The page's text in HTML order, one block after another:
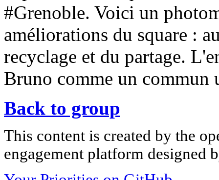
#Grenoble. Voici un
améliorations du square :
recyclage et du partage.
Bruno comme un commun
Back to group
This content is created by the
engagement platform designed